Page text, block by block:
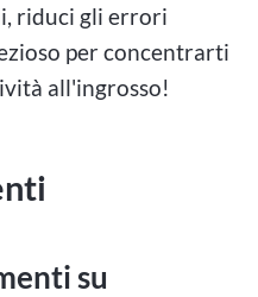
riduci gli errori
per concentrarti
all'ingrosso!
su